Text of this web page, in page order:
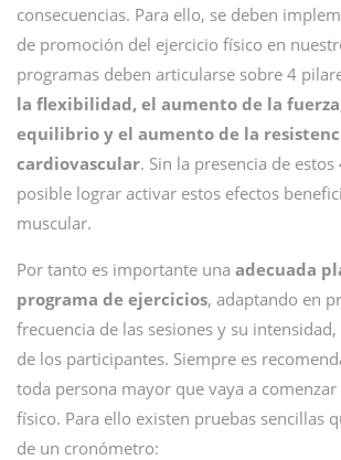
consecuencias. Para ello, se deben
de promoción del ejercicio físico en
programas deben articularse sobre 4
la flexibilidad, el aumento de la
equilibrio y el aumento de la
cardiovascular. Sin la presencia de
posible lograr activar estos efectos
muscular.
Por tanto es importante una adecuada
programa de ejercicios, adaptando en
frecuencia de las sesiones y su intensidad,
de los participantes. Siempre es
toda persona mayor que vaya a
físico. Para ello existen pruebas sencillas
de un cronómetro: